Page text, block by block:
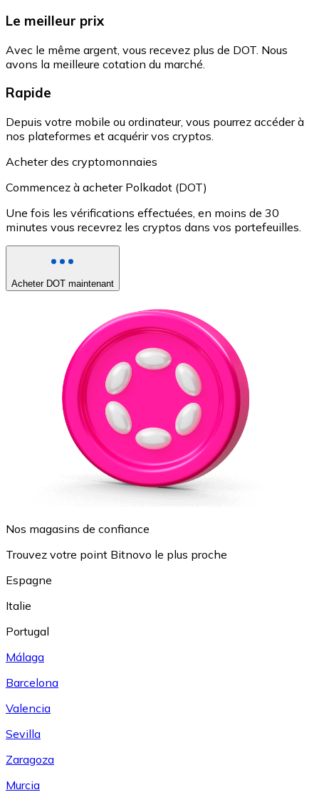
Le meilleur prix
Avec le même argent, vous recevez plus de DOT. Nous
avons la meilleure cotation du marché.
Rapide
Depuis votre mobile ou ordinateur, vous pourrez accéder à
nos plateformes et acquérir vos cryptos.
Acheter des cryptomonnaies
Commencez à acheter Polkadot (DOT)
Une fois les vérifications effectuées, en moins de 30
minutes vous recevrez les cryptos dans vos portefeuilles.
Acheter DOT maintenant
Nos magasins de confiance
Trouvez votre point Bitnovo le plus proche
Espagne
Italie
Portugal
Málaga
Barcelona
Valencia
Sevilla
Zaragoza
Murcia